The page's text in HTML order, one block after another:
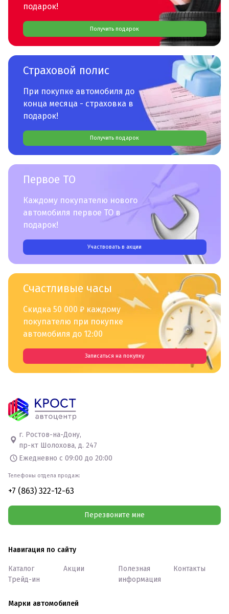
подарок!
Получить подарок
Страховой полис
При покупке автомобиля до
конца месяца - страховка в
подарок!
Получить подарок
Первое ТО
Каждому покупателю нового
автомобиля первое ТО в
подарок!
Участвовать в акции
Счастливые часы
Скидка 50 000 ₽ каждому
покупателю при покупке
автомобиля до 12:00
Записаться на покупку
г. Ростов-на-Дону,
пр-кт Шолохова, д. 247
Ежедневно с 09:00 до 20:00
Телефоны отдела продаж:
+7 (863) 322-12-63
Перезвоните мне
Навигация по сайту
Каталог
Трейд-ин
Акции
Полезная
информация
Контакты
Марки автомобилей